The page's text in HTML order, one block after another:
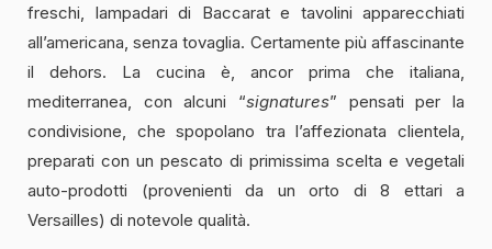
freschi, lampadari di Baccarat e tavolini apparecchiati
all’americana, senza tovaglia. Certamente più affascinante
il dehors. La cucina è, ancor prima che italiana,
mediterranea, con alcuni “signatures” pensati per la
condivisione, che spopolano tra l’affezionata clientela,
preparati con un pescato di primissima scelta e vegetali
auto-prodotti (provenienti da un orto di 8 ettari a
Versailles) di notevole qualità.